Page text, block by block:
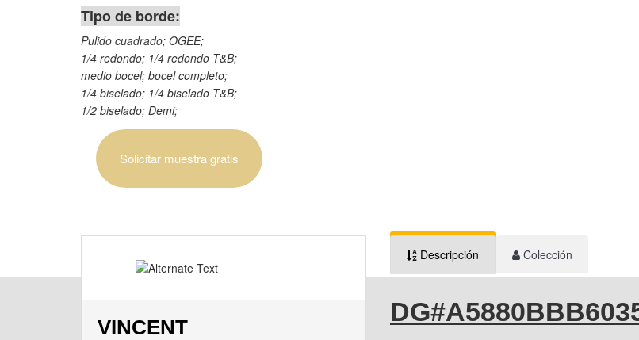
Tipo de borde:
Pulido cuadrado; OGEE;
1/4 redondo; 1/4 redondo T&B;
medio bocel; bocel completo;
1/4 biselado; 1/4 biselado T&B;
1/2 biselado; Demi;
Solicitar muestra gratis
VINCENT
Descripción Colección